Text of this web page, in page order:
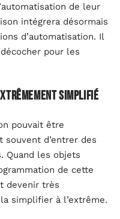
de leur
intégrera désormais
d’automatisation. Il
pour les
simplifié
pouvait être
d’entrer des
Quand les objets
de cette
devenir très
simplifier à l’extrême.